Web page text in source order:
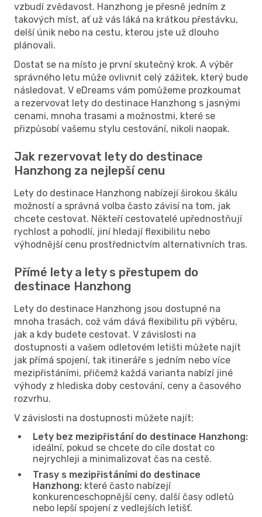
vzbudí zvědavost. Hanzhong je přesně jedním z
takových míst, ať už vás láká na krátkou přestávku,
delší únik nebo na cestu, kterou jste už dlouho
plánovali.
Dostat se na místo je první skutečný krok. A výběr
správného letu může ovlivnit celý zážitek, který bude
následovat. V eDreams vám pomůžeme prozkoumat
a rezervovat lety do destinace Hanzhong s jasnými
cenami, mnoha trasami a možnostmi, které se
přizpůsobí vašemu stylu cestování, nikoli naopak.
Jak rezervovat lety do destinace
Hanzhong za nejlepší cenu
Lety do destinace Hanzhong nabízejí širokou škálu
možností a správná volba často závisí na tom, jak
chcete cestovat. Někteří cestovatelé upřednostňují
rychlost a pohodlí, jiní hledají flexibilitu nebo
výhodnější cenu prostřednictvím alternativních tras.
Přímé lety a lety s přestupem do
destinace Hanzhong
Lety do destinace Hanzhong jsou dostupné na
mnoha trasách, což vám dává flexibilitu při výběru,
jak a kdy budete cestovat. V závislosti na
dostupnosti a vašem odletovém letišti můžete najít
jak přímá spojení, tak itineráře s jedním nebo více
mezipřistáními, přičemž každá varianta nabízí jiné
výhody z hlediska doby cestování, ceny a časového
rozvrhu.
V závislosti na dostupnosti můžete najít:
Lety bez mezipřistání do destinace Hanzhong:
ideální, pokud se chcete do cíle dostat co
nejrychleji a minimalizovat čas na cestě.
Trasy s mezipřistáními do destinace
Hanzhong: které často nabízejí
konkurenceschopnější ceny, další časy odletů
nebo lepší spojení z vedlejších letišť.